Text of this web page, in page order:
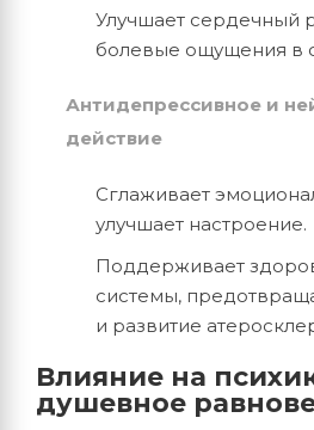
Улучшает сердечный
болевые ощущения в
Антидепрессивное и
действие
Сглаживает
улучшает настроение.
Поддерживает
системы,
и развитие
Влияние на
душевное